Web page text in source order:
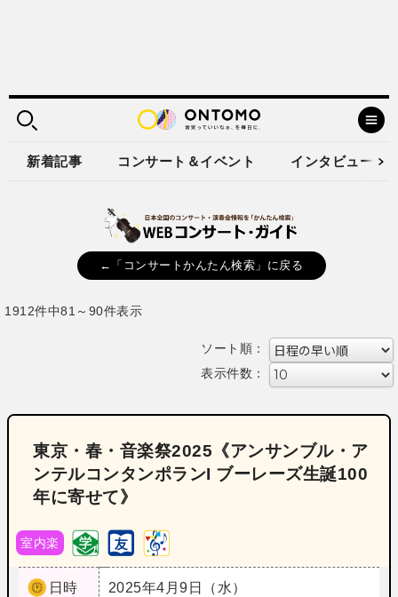
新着記事 コンサート＆イベント インタビュー
←「コンサートかんたん検索」に戻る
1912件中81～90件表示
ソート順：
表示件数：
東京・春・音楽祭2025《アンサンブル・ア
ンテルコンタンポランI ブーレーズ生誕100
年に寄せて》
室内楽
日時
2025年4月9日（水）